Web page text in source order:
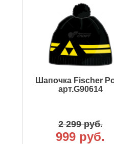
Шапочка Fischer
арт.G90614
2 299 руб.
999 руб.